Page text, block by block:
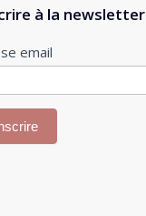
à la newsletter
email